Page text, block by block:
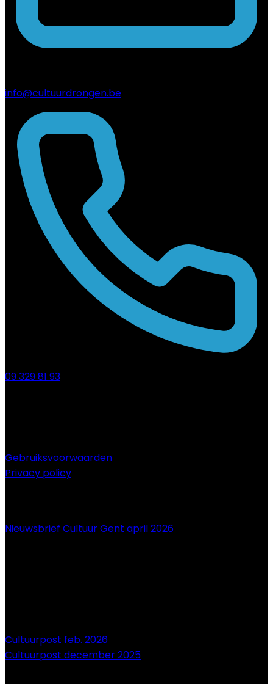
info@cultuurdrongen.be
09 329 81 93
Gebruiksvoorwaarden
Privacy policy
Nieuwsbrief Cultuur Gent april 2026
Cultuurpost feb. 2026
Cultuurpost december 2025